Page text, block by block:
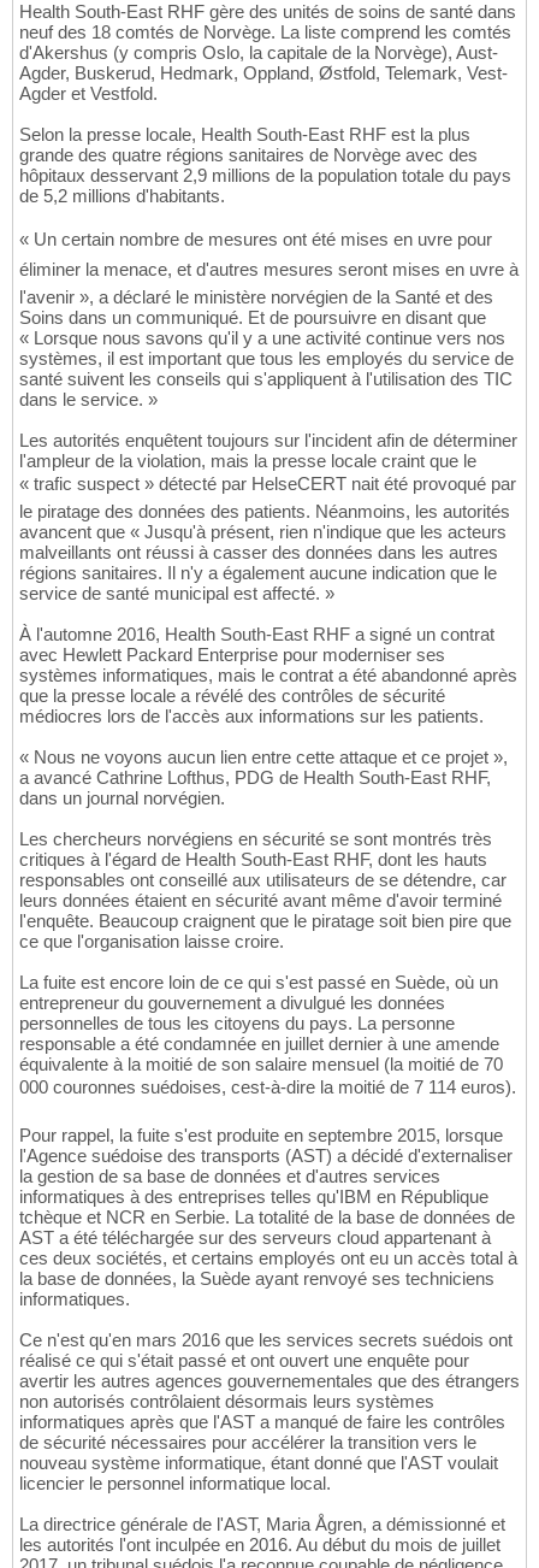
Health South-East RHF gère des unités de soins de santé dans
neuf des 18 comtés de Norvège. La liste comprend les comtés
d'Akershus (y compris Oslo, la capitale de la Norvège), Aust-
Agder, Buskerud, Hedmark, Oppland, Østfold, Telemark, Vest-
Agder et Vestfold.
Selon la presse locale, Health South-East RHF est la plus
grande des quatre régions sanitaires de Norvège avec des
hôpitaux desservant 2,9 millions de la population totale du pays
de 5,2 millions d'habitants.
« Un certain nombre de mesures ont été mises en uvre pour
éliminer la menace, et d'autres mesures seront mises en uvre à
l'avenir », a déclaré le ministère norvégien de la Santé et des
Soins dans un communiqué. Et de poursuivre en disant que
« Lorsque nous savons qu'il y a une activité continue vers nos
systèmes, il est important que tous les employés du service de
santé suivent les conseils qui s'appliquent à l'utilisation des TIC
dans le service. »
Les autorités enquêtent toujours sur l'incident afin de déterminer
l'ampleur de la violation, mais la presse locale craint que le
« trafic suspect » détecté par HelseCERT nait été provoqué par
le piratage des données des patients. Néanmoins, les autorités
avancent que « Jusqu'à présent, rien n'indique que les acteurs
malveillants ont réussi à casser des données dans les autres
régions sanitaires. Il n'y a également aucune indication que le
service de santé municipal est affecté. »
À l'automne 2016, Health South-East RHF a signé un contrat
avec Hewlett Packard Enterprise pour moderniser ses
systèmes informatiques, mais le contrat a été abandonné après
que la presse locale a révélé des contrôles de sécurité
médiocres lors de l'accès aux informations sur les patients.
« Nous ne voyons aucun lien entre cette attaque et ce projet »,
a avancé Cathrine Lofthus, PDG de Health South-East RHF,
dans un journal norvégien.
Les chercheurs norvégiens en sécurité se sont montrés très
critiques à l'égard de Health South-East RHF, dont les hauts
responsables ont conseillé aux utilisateurs de se détendre, car
leurs données étaient en sécurité avant même d'avoir terminé
l'enquête. Beaucoup craignent que le piratage soit bien pire que
ce que l'organisation laisse croire.
La fuite est encore loin de ce qui s'est passé en Suède, où un
entrepreneur du gouvernement a divulgué les données
personnelles de tous les citoyens du pays. La personne
responsable a été condamnée en juillet dernier à une amende
équivalente à la moitié de son salaire mensuel (la moitié de 70
000 couronnes suédoises, cest-à-dire la moitié de 7 114 euros).
Pour rappel, la fuite s'est produite en septembre 2015, lorsque
l'Agence suédoise des transports (AST) a décidé d'externaliser
la gestion de sa base de données et d'autres services
informatiques à des entreprises telles qu'IBM en République
tchèque et NCR en Serbie. La totalité de la base de données de
AST a été téléchargée sur des serveurs cloud appartenant à
ces deux sociétés, et certains employés ont eu un accès total à
la base de données, la Suède ayant renvoyé ses techniciens
informatiques.
Ce n'est qu'en mars 2016 que les services secrets suédois ont
réalisé ce qui s'était passé et ont ouvert une enquête pour
avertir les autres agences gouvernementales que des étrangers
non autorisés contrôlaient désormais leurs systèmes
informatiques après que l'AST a manqué de faire les contrôles
de sécurité nécessaires pour accélérer la transition vers le
nouveau système informatique, étant donné que l'AST voulait
licencier le personnel informatique local.
La directrice générale de l'AST, Maria Ågren, a démissionné et
les autorités l'ont inculpée en 2016. Au début du mois de juillet